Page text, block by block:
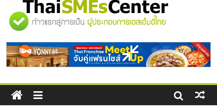
สัมมนาออนไลน์ โอกาสบริหารสถานี
บริการน้ำมัน Shell
สัมมนาลงทุน แฟรนไชส์ยอนนี่
ไชส์ ครั้งที่ 8
ร้านเครื่องเสียงคุณภาพสูง พร้อม
โซลูชันระบบภาพและเสียง
"ศูนย์
รวม
ข้อมูล
ธุรกิจ